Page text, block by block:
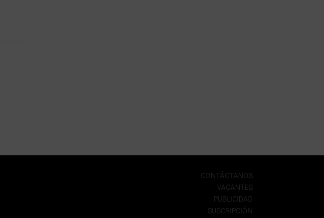
CONTÁCTANOS
VACANTES
PUBLICIDAD
SUSCRIPCIÓN